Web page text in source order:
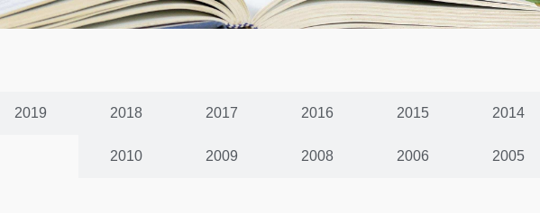
2019 2018 2017 2016 2015 2014
2010 2009 2008 2006 2005